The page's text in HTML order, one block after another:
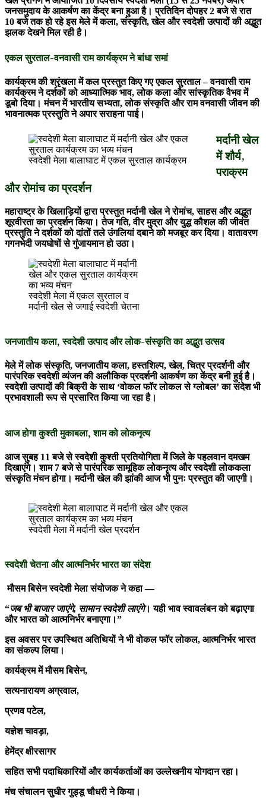
जनसमुदाय के आकर्षण का केंद्र बना हुआ है। प्रतिदिन दोपहर 2 बजे से रात
10 बजे तक हो रहे इस मेले में कला, संस्कृति, खेल और स्वदेशी उत्पादों की अद्भुत
झलक देखने मिल रही है।
एकल सुरताल-वनवासी राम कार्यक्रम ने बांधा समां
कार्यक्रम की श्रृंखला में कल प्रस्तुत किए गए एकल सुरताल – वनवासी राम
कार्यक्रम ने दर्शकों को आध्यात्मिक भाव, लोक कला और सांस्कृतिक वैभव में
डूबो दिया। मंचन में भारतीय सभ्यता, लोक संस्कृति और राम वनवासी जीवन की
भावनात्मक प्रस्तुति ने अपार सराहना पाई।
स्वदेशी मेला बालाघाट में एकल सुरताल कार्यक्रम
मर्दानी खेल
में शौर्य,
पराक्रम
और रोमांच का प्रदर्शन
महाराष्ट्र के खिलाड़ियों द्वारा प्रस्तुत मर्दानी खेल ने रोमांच, साहस और अद्भुत
शूरवीरता का प्रदर्शन किया। तेज गति, वीर मुद्रा और युद्ध कौशल की जीवंत
प्रस्तुति ने दर्शकों को दांतों तले उंगलियां दबाने को मजबूर कर दिया। वातावरण
गगनभेदी जयघोषों से गुंजायमान हो उठा।
स्वदेशी मेला में एकल सुरताल व
मर्दानी खेल से जगाई स्वदेशी चेतना
जनजातीय कला, स्वदेशी उत्पाद और लोक-संस्कृति का अद्भुत उत्सव
मेले में लोक संस्कृति, जनजातीय कला, हस्तशिल्प, खेल, चित्र प्रदर्शनी और
पारंपरिक स्वदेशी व्यंजन की अलौकिक प्रदर्शनी आकर्षण का केंद्र बनी हुई है।
स्वदेशी उत्पादों की बिक्री के साथ ‘वोकल फॉर लोकल से ग्लोबल’ का संदेश भी
प्रभावशाली रूप से प्रसारित किया जा रहा है।
आज होगा कुश्ती मुकाबला, शाम को लोकनृत्य
आज सुबह 11 बजे से स्वदेशी कुश्ती प्रतियोगिता में जिले के पहलवान दमखम
दिखाएंगे। शाम 7 बजे से पारंपरिक सामूहिक लोकनृत्य और स्वदेशी लोककला
संस्कृति मंचन होगा। मर्दानी खेल की झांकी आज भी पुनः प्रस्तुत की जाएगी।
स्वदेशी मेला में मर्दानी खेल प्रदर्शन
स्वदेशी चेतना और आत्मनिर्भर भारत का संदेश
मौसम बिसेन स्वदेशी मेला संयोजक ने कहा —
“जब भी बाजार जाएंगे, सामान स्वदेशी लाएंगे। यही भाव स्वावलंबन को बढ़ाएगा
और भारत को आत्मनिर्भर बनाएगा।”
इस अवसर पर उपस्थित अतिथियों ने भी वोकल फॉर लोकल, आत्मनिर्भर भारत
का संकल्प लिया।
कार्यक्रम में मौसम बिसेन,
सत्यनारायण अग्रवाल,
प्रणव पटेल,
यज्ञेश चावड़ा,
हेमेंद्र क्षीरसागर
सहित सभी पदाधिकारियों औरकार्यकर्ताओं का उल्लेखनीय योगदान रहा।
मंच संचालन सुधीर गुड्डू चौधरी ने किया।